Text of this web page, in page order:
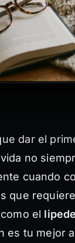
dar el
no
cuando
que
el
es tu mejor